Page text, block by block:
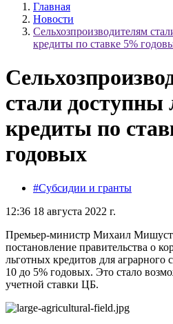
Главная
Новости
Сельхозпроизводителям
кредиты по ставке 5%
стали доступны
кредиты по
годовых
#Субсидии и гранты
12:36 18 августа 2022 г.
Премьер-министр Михаил
постановление правительства о
льготных кредитов для аграрного
10 до 5% годовых. Это стало
учетной ставки ЦБ.